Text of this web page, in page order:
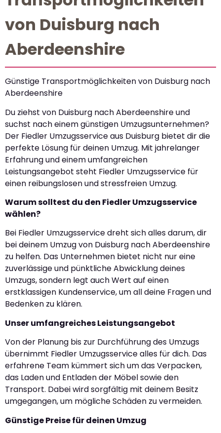
von Duisburg nach
Aberdeenshire
Günstige Transportmöglichkeiten von Duisburg nach
Aberdeenshire
Du ziehst von Duisburg nach Aberdeenshire und
suchst nach einem günstigen Umzugsunternehmen?
Der Fiedler Umzugsservice aus Duisburg bietet dir die
perfekte Lösung für deinen Umzug. Mit jahrelanger
Erfahrung und einem umfangreichen
Leistungsangebot steht Fiedler Umzugsservice für
einen reibungslosen und stressfreien Umzug.
Warum solltest du den Fiedler Umzugsservice
wählen?
Bei Fiedler Umzugsservice dreht sich alles darum, dir
bei deinem Umzug von Duisburg nach Aberdeenshire
zu helfen. Das Unternehmen bietet nicht nur eine
zuverlässige und pünktliche Abwicklung deines
Umzugs, sondern legt auch Wert auf einen
erstklassigen Kundenservice, um all deine Fragen und
Bedenken zu klären.
Unser umfangreiches Leistungsangebot
Von der Planung bis zur Durchführung des Umzugs
übernimmt Fiedler Umzugsservice alles für dich. Das
erfahrene Team kümmert sich um das Verpacken,
das Laden und Entladen der Möbel sowie den
Transport. Dabei wird sorgfältig mit deinem Besitz
umgegangen, um mögliche Schäden zu vermeiden.
Günstige Preise für deinen Umzug